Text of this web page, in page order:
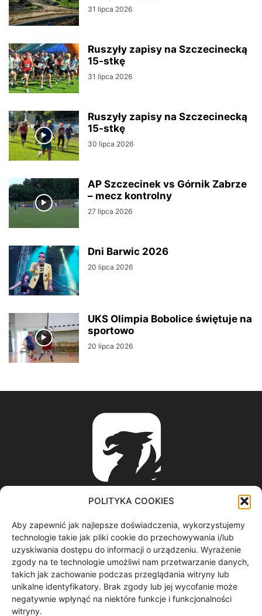
POLITYKA COOKIES
Aby zapewnić jak najlepsze doświadczenia, wykorzystujemy
technologie takie jak pliki cookie do przechowywania i/lub
uzyskiwania dostępu do informacji o urządzeniu. Wyrażenie
zgody na te technologie umożliwi nam przetwarzanie danych,
takich jak zachowanie podczas przeglądania witryny lub
unikalne identyfikatory. Brak zgody lub jej wycofanie może
negatywnie wpłynąć na niektóre funkcje i funkcjonalności
witryny.
31 lipca 2026
Ruszyły zapisy na Szczecinecką
15-stkę
31 lipca 2026
Ruszyły zapisy na Szczecinecką
15-stkę
30 lipca 2026
AP Szczecinek vs Górnik Zabrze
– mecz kontrolny
27 lipca 2026
Dni Barwic 2026
20 lipca 2026
UKS Olimpia Bobolice świętuje na
sportowo
20 lipca 2026
ABOUT US
informacje z regionu / nagrania filmowe / produkcja video /
spoty reklamowe / materiały graficzne
Contact us:redakcja@gryf.tv